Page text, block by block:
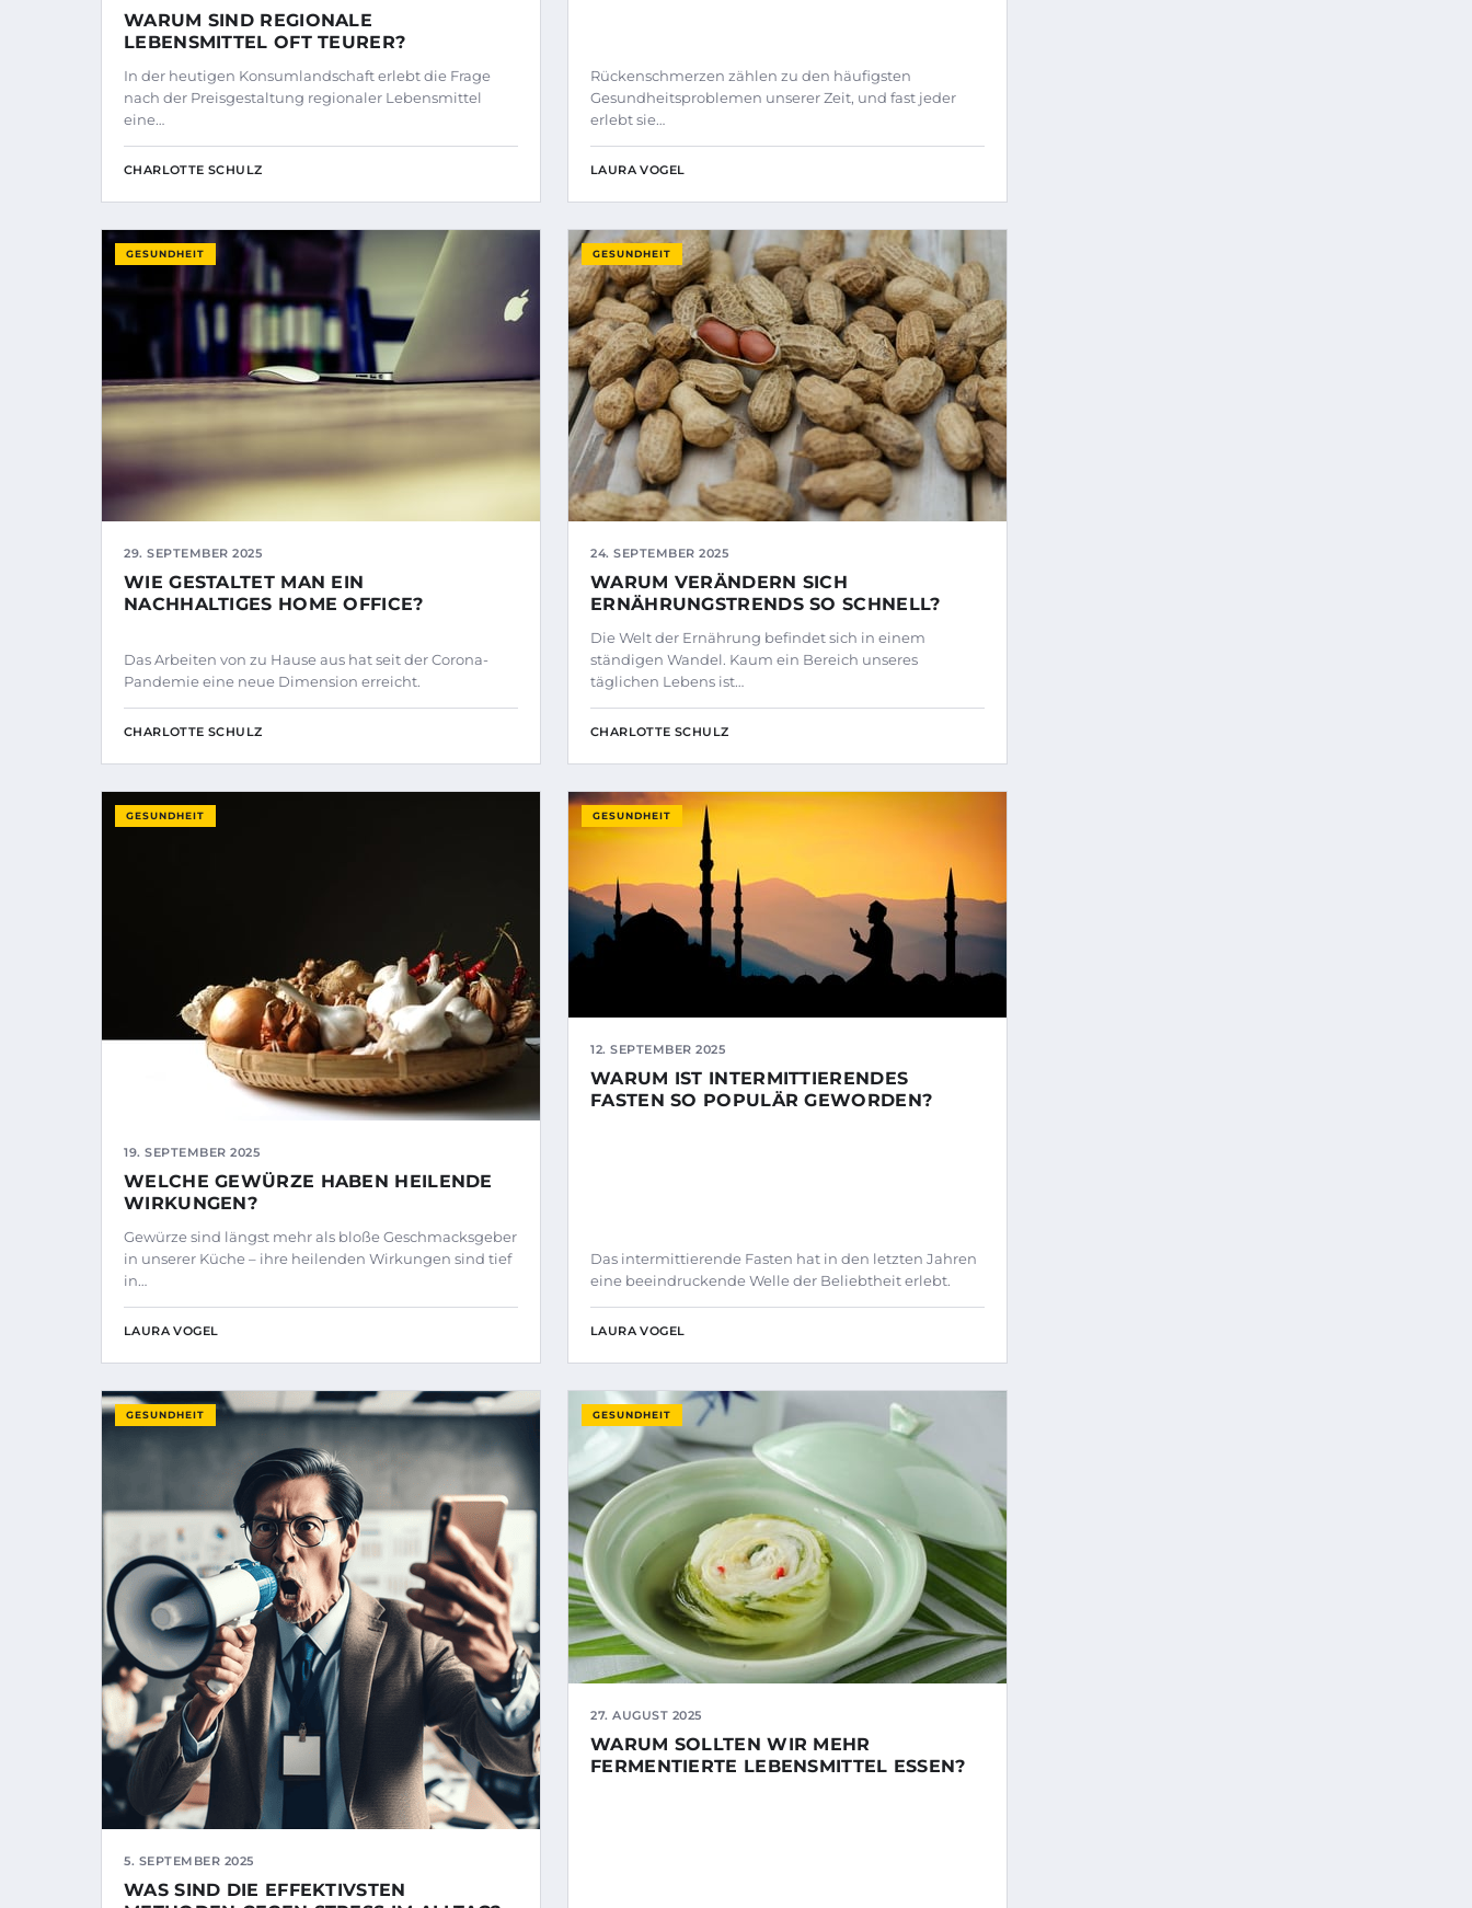
WARUM SIND REGIONALE
LEBENSMITTEL OFT TEURER?
In der heutigen Konsumlandschaft erlebt die Frage
nach der Preisgestaltung regionaler Lebensmittel
eine…
CHARLOTTE SCHULZ
Rückenschmerzen zählen zu den häufigsten
Gesundheitsproblemen unserer Zeit, und fast jeder
erlebt sie…
LAURA VOGEL
GESUNDHEIT
29. SEPTEMBER 2025
WIE GESTALTET MAN EIN
NACHHALTIGES HOME OFFICE?
Das Arbeiten von zu Hause aus hat seit der Corona-
Pandemie eine neue Dimension erreicht.
CHARLOTTE SCHULZ
GESUNDHEIT
24. SEPTEMBER 2025
WARUM VERÄNDERN SICH
ERNÄHRUNGSTRENDS SO SCHNELL?
Die Welt der Ernährung befindet sich in einem
ständigen Wandel. Kaum ein Bereich unseres
täglichen Lebens ist…
CHARLOTTE SCHULZ
GESUNDHEIT
19. SEPTEMBER 2025
WELCHE GEWÜRZE HABEN HEILENDE
WIRKUNGEN?
Gewürze sind längst mehr als bloße Geschmacksgeber
in unserer Küche – ihre heilenden Wirkungen sind tief
in…
LAURA VOGEL
GESUNDHEIT
12. SEPTEMBER 2025
WARUM IST INTERMITTIERENDES
FASTEN SO POPULÄR GEWORDEN?
Das intermittierende Fasten hat in den letzten Jahren
eine beeindruckende Welle der Beliebtheit erlebt.
LAURA VOGEL
GESUNDHEIT
5. SEPTEMBER 2025
WAS SIND DIE EFFEKTIVSTEN
GESUNDHEIT
27. AUGUST 2025
WARUM SOLLTEN WIR MEHR
FERMENTIERTE LEBENSMITTEL ESSEN?